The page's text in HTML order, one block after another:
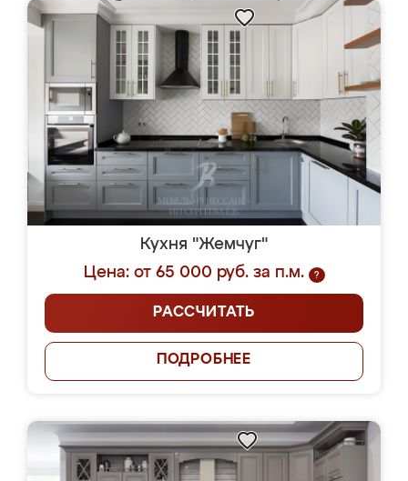
Кухня "Жемчуг"
Цена: от 65 000 руб. за п.м.
?
РАССЧИТАТЬ
ПОДРОБНЕЕ